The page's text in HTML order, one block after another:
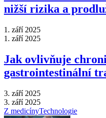
nižší rizika a
1. září 2025
1. září 2025
Jak ovlivňuje
gastrointestinální
3. září 2025
3. září 2025
Z medicínyTechnologie